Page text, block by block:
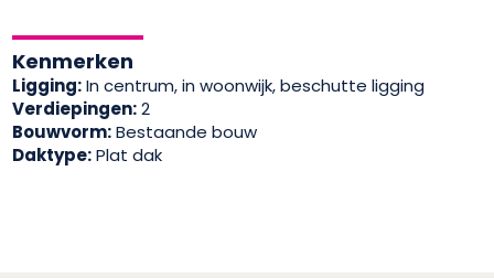
Kenmerken
Ligging:In centrum, in woonwijk, beschutte ligging
Verdiepingen:2
Bouwvorm:Bestaande bouw
Daktype:Plat dak